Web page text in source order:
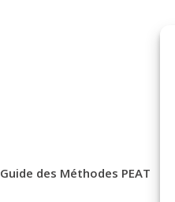
Guide des Méthodes PEAT